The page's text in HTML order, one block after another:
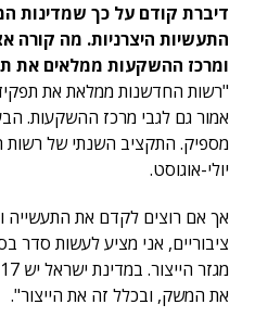
דיברת קודם על כך שמדינות
התעשיות היצרניות. מה קורה
ומרכז ההשקעות ממלאים את
"רשות החדשנות ממלאת את
אמור גם לגבי מרכז ההשקעות.
מספיק. התקציב השנתי של רשות
יולי-אוגוסט.
אך אם רוצים לקדם את התעשייה
ציבוריים, אני מציע לעשות סדר
את המשק, ובכלל זה את הייצור".